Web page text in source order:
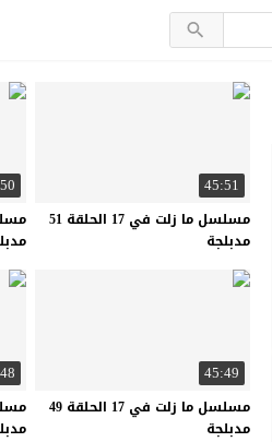
45:51
مسلسل ما زلت في 17 الحلقة 51
مدبلجة
45:49
مسلسل ما زلت في 17 الحلقة 49
مدبلجة